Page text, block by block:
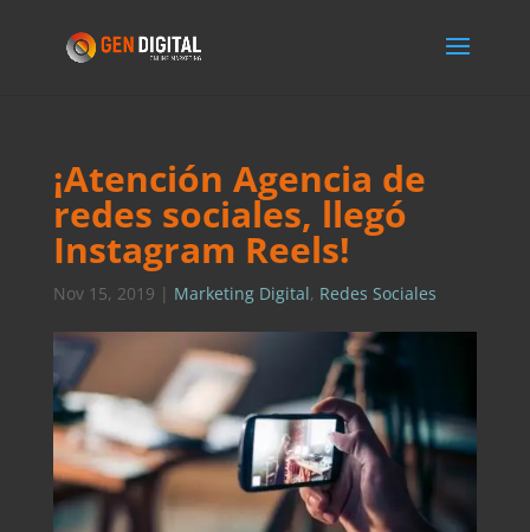
¡Atención Agencia de
redes sociales, llegó
Instagram Reels!
Nov 15, 2019 | Marketing Digital, Redes Sociales